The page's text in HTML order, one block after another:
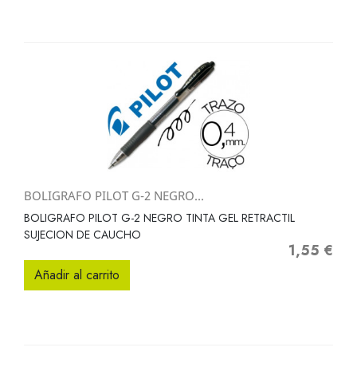
BOLIGRAFO PILOT G-2 NEGRO...
BOLIGRAFO PILOT G-2 NEGRO TINTA GEL RETRACTIL
SUJECION DE CAUCHO
Precio
1,55 €
Añadir al carrito